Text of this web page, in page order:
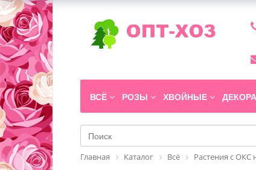
ВСЁ РОЗЫ ХВОЙНЫЕ
Главная Каталог Всё Растения с ОКС